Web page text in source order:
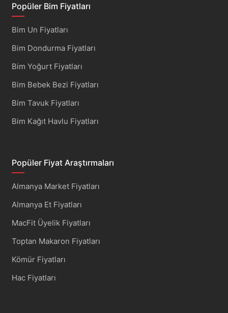
Popüler Bim Fiyatları
Bim Un Fiyatları
Bim Dondurma Fiyatları
Bim Yoğurt Fiyatları
Bim Bebek Bezi Fiyatları
Bim Tavuk Fiyatları
Bim Kağıt Havlu Fiyatları
Popüler Fiyat Araştırmaları
Almanya Market Fiyatları
Almanya Et Fiyatları
MacFit Üyelik Fiyatları
Toptan Makaron Fiyatları
Kömür Fiyatları
Hac Fiyatları